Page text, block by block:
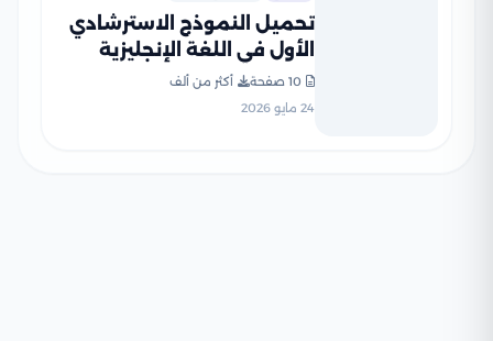
تحميل النموذج الاسترشادي
الأول في اللغة الإنجليزية
للصف الثالث الثانوي 2026
10 صفحة
أكثر من ألف
24 مايو 2026